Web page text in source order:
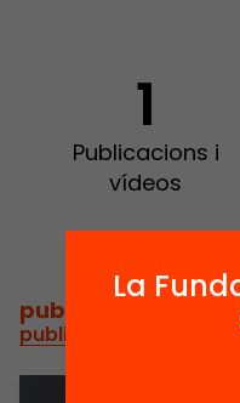
1
Publicacions i
vídeos
publicacions i
publicacions i vídeos
La